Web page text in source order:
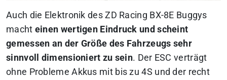
Auch die Elektronik des ZD Racing BX-8E Buggys
macht einen wertigen Eindruck und scheint
gemessen an der Größe des Fahrzeugs sehr
sinnvoll dimensioniert zu sein. Der ESC verträgt
ohne Probleme Akkus mit bis zu 4S und der recht